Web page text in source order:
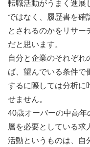
転職活動がうまく進展
ではなく、履歴書を確
とされるのかをリサー
だと思います。
自分と企業のそれぞれ
ば、望んでいる条件で
するに際しては分析に
せません。
40歳オーバーの中高年
層を必要としている求
活動というものは、自